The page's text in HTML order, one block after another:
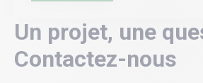
Un projet, une
Contactez-nous